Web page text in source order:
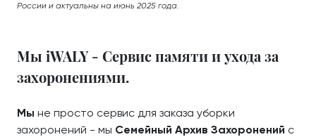
России и актуальны на июнь 2025 года.
Мы iWALY - Сервис памяти и ухода за
захоронениями.
Мы не просто сервис для заказа уборки
захоронений - мы Семейный Архив Захоронений с